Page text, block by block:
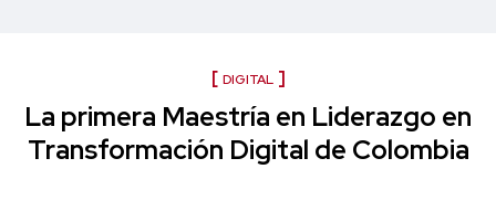
DIGITAL
La primera Maestría en Liderazgo en
Transformación Digital de Colombia